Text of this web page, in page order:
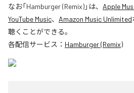
なお「Hamburger (Remix)」は、 Apple
YouTube Music、 Amazon Music Unlimited
聴くことができる。
各配信サービス： Hamburger (Remix)